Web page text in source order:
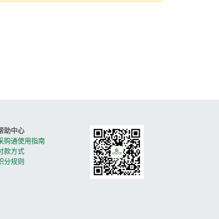
助中心
购通使用指南
款方式
分规则